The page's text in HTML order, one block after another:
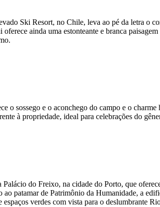
Ski Resort, no Chile, leva ao pé da letra o
ainda uma estonteante e branca
o sossego e o aconchego do campo e o
à propriedade, ideal para celebrações do
do Freixo, na cidade do Porto, que
patamar de Patrimônio da Humanidade, a
verdes com vista para o deslumbrante